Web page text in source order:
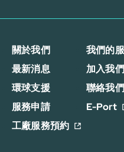
關於我們
我們的
最新消息
加入我們
環球支援
聯絡我們
服務申請
E-Port
工廠服務預約